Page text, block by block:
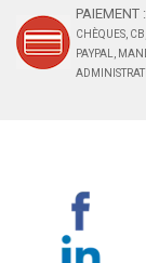
PAIEMENT :
CHÈQUES, CB,
PAYPAL,